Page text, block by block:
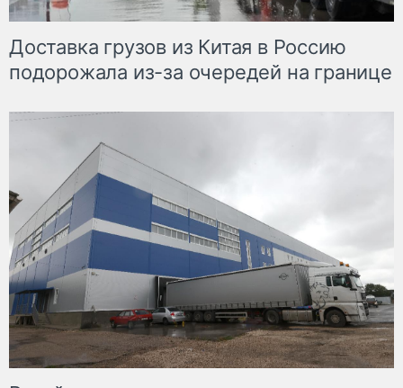
Доставка грузов из Китая в Россию
подорожала из-за очередей на границе